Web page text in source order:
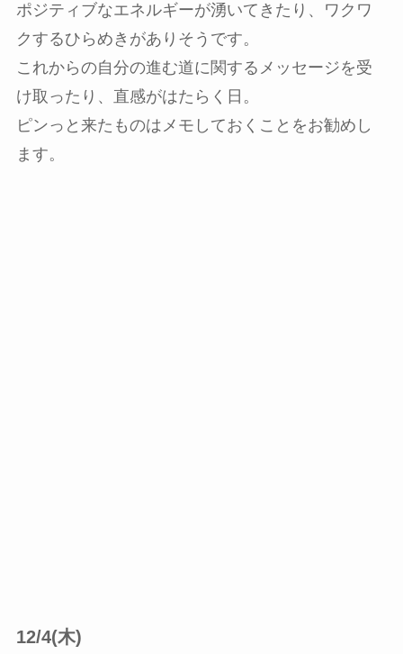
ポジティブなエネルギーが湧いてきたり、ワクワ
クするひらめきがありそうです。
これからの自分の進む道に関するメッセージを受
け取ったり、直感がはたらく日。
ピンっと来たものはメモしておくことをお勧めし
ます。
12/4(木)